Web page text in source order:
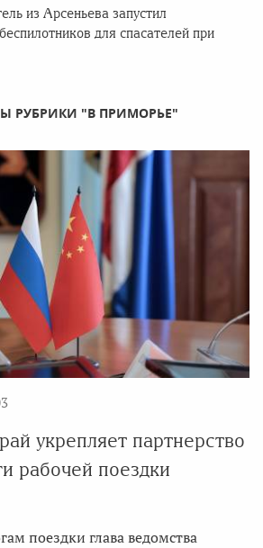
из Арсеньева запустил
для спасателей при
РУБРИКИ "В ПРИМОРЬЕ"
укрепляет партнерство
рабочей поездки
поездки глава ведомства